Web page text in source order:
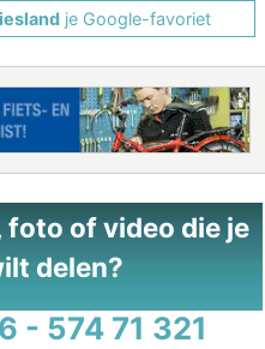
je Google-favoriet
foto of video die je
delen?
- 574 71 321